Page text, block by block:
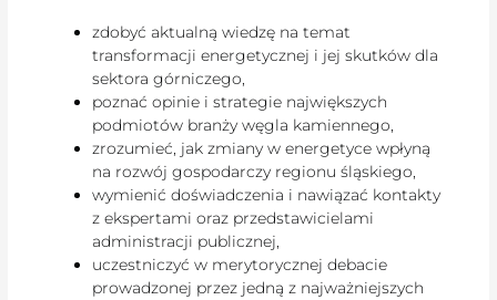
zdobyć aktualną wiedzę na temat
transformacji energetycznej i jej skutków dla
sektora górniczego,
poznać opinie i strategie największych
podmiotów branży węgla kamiennego,
zrozumieć, jak zmiany w energetyce wpłyną
na rozwój gospodarczy regionu śląskiego,
wymienić doświadczenia i nawiązać kontakty
z ekspertami oraz przedstawicielami
administracji publicznej,
uczestniczyć w merytorycznej debacie
prowadzonej przez jedną z najważniejszych